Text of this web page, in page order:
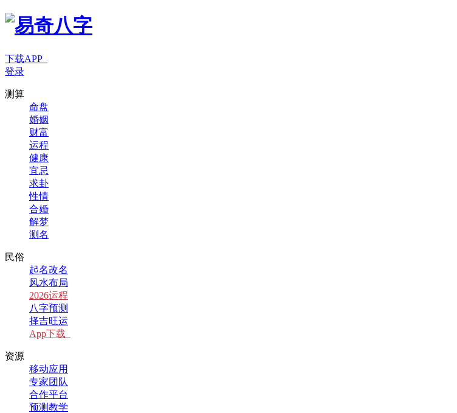
下载APP
登录
测算
命盘
婚姻
财富
运程
健康
宜忌
求卦
性情
合婚
解梦
测名
民俗
起名改名
风水布局
2026运程
八字预测
择吉旺运
App下载
资源
移动应用
专家团队
合作平台
预测教学